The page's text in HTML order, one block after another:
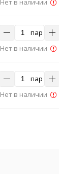
Нет в наличии
пар
Нет в наличии
пар
Нет в наличии